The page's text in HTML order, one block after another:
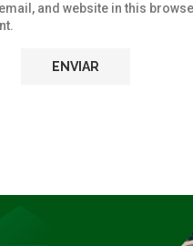
and website in this